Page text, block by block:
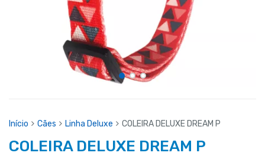
Início Cães Linha Deluxe COLEIRA DELUXE DREAM P
COLEIRA DELUXE DREAM P